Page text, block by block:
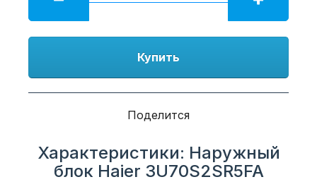
Купить
Поделится
Характеристики: Наружный
блок Haier 3U70S2SR5FA